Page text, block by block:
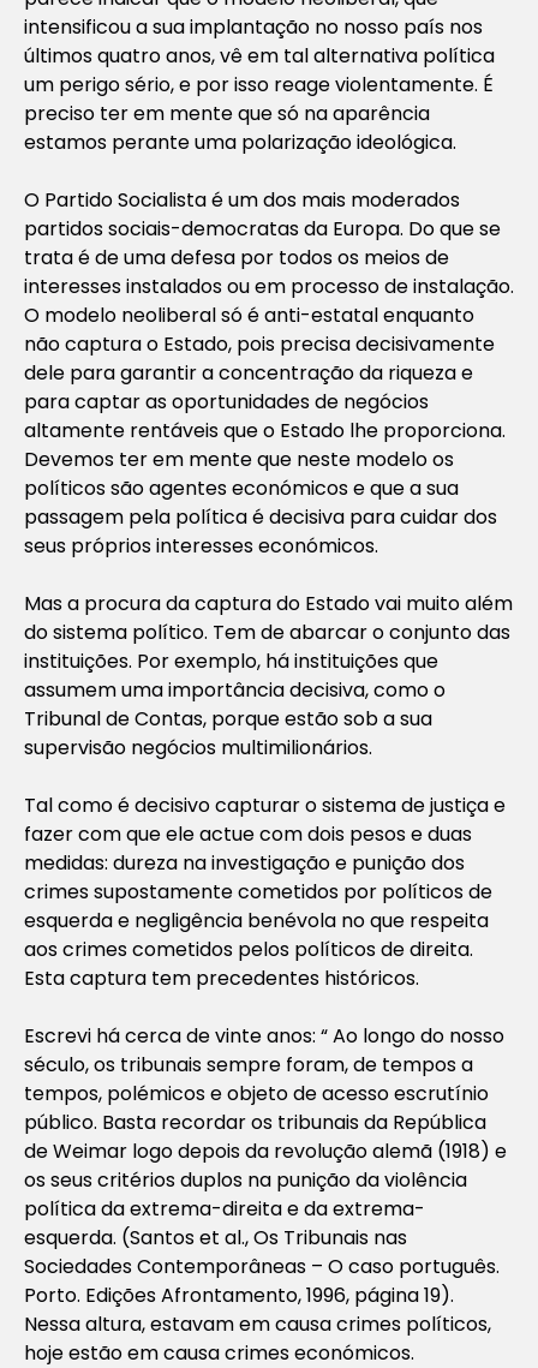
intensificou a sua implantação no nosso país nos
últimos quatro anos, vê em tal alternativa política
um perigo sério, e por isso reage violentamente. É
preciso ter em mente que só na aparência
estamos perante uma polarização ideológica.
O Partido Socialista é um dos mais moderados
partidos sociais-democratas da Europa. Do que se
trata é de uma defesa por todos os meios de
interesses instalados ou em processo de instalação.
O modelo neoliberal só é anti-estatal enquanto
não captura o Estado, pois precisa decisivamente
dele para garantir a concentração da riqueza e
para captar as oportunidades de negócios
altamente rentáveis que o Estado lhe proporciona.
Devemos ter em mente que neste modelo os
políticos são agentes económicos e que a sua
passagem pela política é decisiva para cuidar dos
seus próprios interesses económicos.
Mas a procura da captura do Estado vai muito além
do sistema político. Tem de abarcar o conjunto das
instituições. Por exemplo, há instituições que
assumem uma importância decisiva, como o
Tribunal de Contas, porque estão sob a sua
supervisão negócios multimilionários.
Tal como é decisivo capturar o sistema de justiça e
fazer com que ele actue com dois pesos e duas
medidas: dureza na investigação e punição dos
crimes supostamente cometidos por políticos de
esquerda e negligência benévola no que respeita
aos crimes cometidos pelos políticos de direita.
Esta captura tem precedentes históricos.
Escrevi há cerca de vinte anos: “ Ao longo do nosso
século, os tribunais sempre foram, de tempos a
tempos, polémicos e objeto de acesso escrutínio
público. Basta recordar os tribunais da República
de Weimar logo depois da revolução alemã (1918) e
os seus critérios duplos na punição da violência
política da extrema-direita e da extrema-
esquerda. (Santos et al., Os Tribunais nas
Sociedades Contemporâneas – O caso português.
Porto. Edições Afrontamento, 1996, página 19).
Nessa altura, estavam em causa crimes políticos,
hoje estão em causa crimes económicos.